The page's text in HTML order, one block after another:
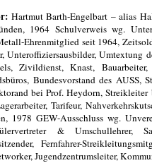
Hartmut Barth-Engelbart – alias
1964 Schulverweis wg.
Ehrenmitglied seit 1964,
Unteroffiziersausbilder, Umtextung
Zivildienst, Knast, Bauarbeiter,
Bundesvorstand des
bei Prof. Heydorn,
Tarifeur,
1978 GEW-Ausschluss wg.
& Umschullehrer,
Fernfahrer-
Jugendzentrumsleiter,